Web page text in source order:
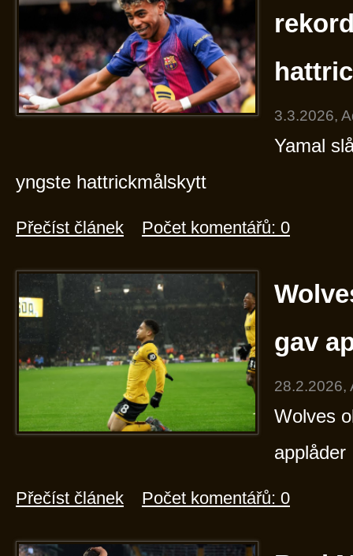
3.3.2026,
Yamal
yngste hattrickmålskytt
Přečíst článek Počet komentářů: 0
gav
28.2.2026,
Wolves
applåder
Přečíst článek Počet komentářů: 0